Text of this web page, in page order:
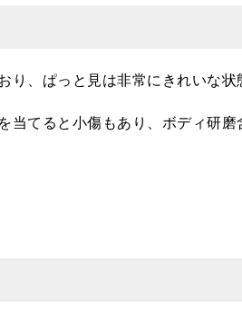
り、ぱっと見は非常にきれいな状
当てると小傷もあり、ボディ研磨